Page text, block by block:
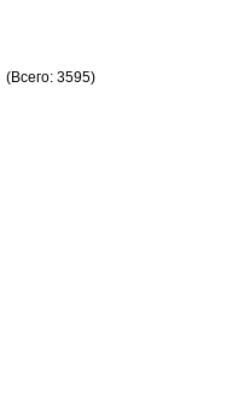
(Всего: 3595)